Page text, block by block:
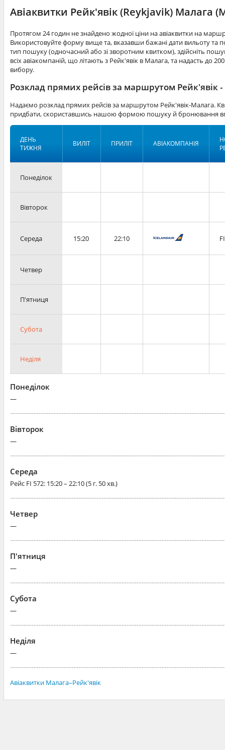
Авіаквитки Рейк'явік (Reykjavik) Малага
Протягом 24 годин не знайдено жодної ціни на авіаквитки на
Використовуйте форму вище та, вказавши бажані дати вильоту та
тип пошуку (одночасний або зі зворотним квитком), здійсніть
всіх авіакомпаній, що літають з Рейк'явік в Малага, та надасть до
вибору.
Розклад прямих рейсів за маршрутом Рейк'явік
Надаємо розклад прямих рейсів за маршрутом Рейк'явік-Малага.
придбати, скориставшись нашою формою пошуку й бронювання
ДЕНЬ
ТИЖНЯ
ВИЛІТ ПРИЛІТ АВІАКОМПАНІЯ
Понеділок
Вівторок
Середа 15:20 22:10
Четвер
П'ятниця
Субота
Неділя
Понеділок
—
Вівторок
—
Середа
Рейс FI 572: 15:20 – 22:10 (5 г. 50 хв.)
Четвер
—
П'ятниця
—
Субота
—
Неділя
—
Авіаквитки Малага–Рейк'явік